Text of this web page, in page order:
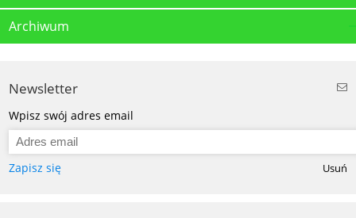
Archiwum
Newsletter
Wpisz swój adres email
Zapisz się Usuń